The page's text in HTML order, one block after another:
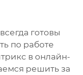
готовы
по работе
в онлайн-
решить за